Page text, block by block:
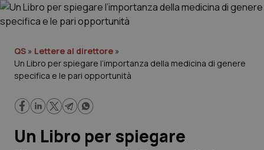
Governo e Parlamento
Regioni e Asl
Lavoro e Professioni
QS » Lettere al direttore »
Un Libro per spiegare l’importanza della medicina di genere
specifica e le pari opportunità
Un Libro per spiegare